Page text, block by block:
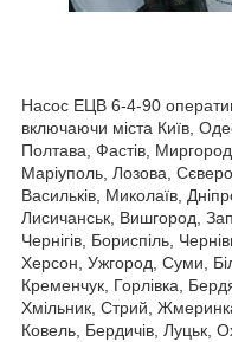
Насос ЕЦВ 6-4-90
включаючи міста Київ,
Полтава, Фастів,
Маріуполь, Лозова,
Васильків, Миколаїв,
Лисичанськ, Вишгород,
Чернігів, Бориспіль,
Херсон, Ужгород, Суми,
Кременчук, Горлівка,
Хмільник, Стрий,
Ковель, Бердичів, Луцьк,